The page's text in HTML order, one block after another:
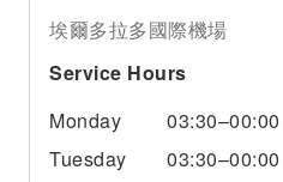
埃爾多拉多國際機場
Service Hours
Monday
03:30–00:00
Tuesday
03:30–00:00